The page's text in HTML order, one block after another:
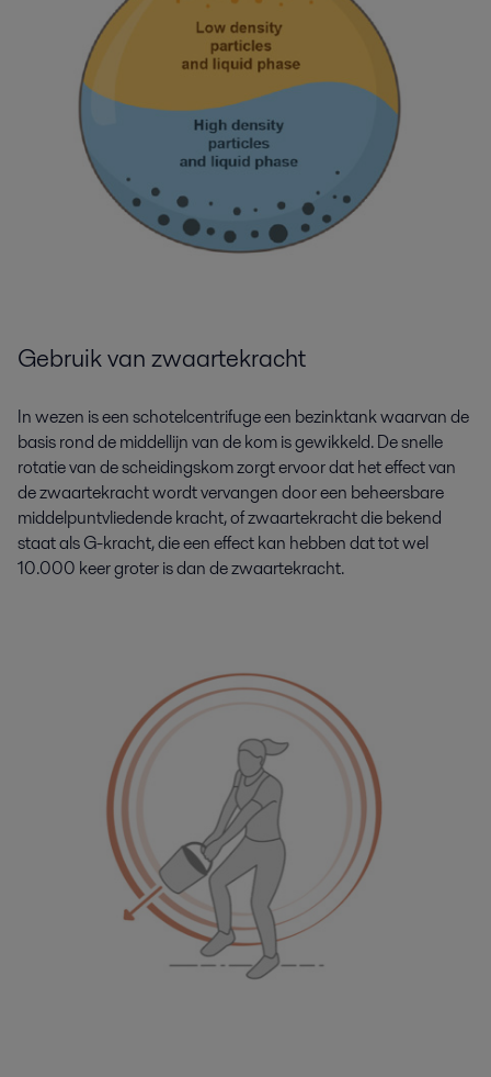
Gebruik van zwaartekracht
In wezen is een schotelcentrifuge een bezinktank waarvan de
basis rond de middellijn van de kom is gewikkeld. De snelle
rotatie van de scheidingskom zorgt ervoor dat het effect van
de zwaartekracht wordt vervangen door een beheersbare
middelpuntvliedende kracht, of zwaartekracht die bekend
staat als G-kracht, die een effect kan hebben dat tot wel
10.000 keer groter is dan de zwaartekracht.